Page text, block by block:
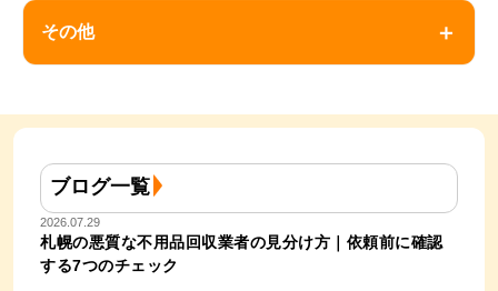
その他 ＋
ブログ一覧
2026.07.29
札幌の悪質な不用品回収業者の見分け方｜依頼前に確認
する7つのチェック